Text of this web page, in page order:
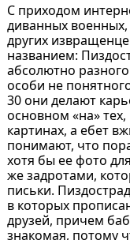
С приходом
диванных
других
названием:
абсолютно
особи не
30 они делают
основном «на»
картинах, а ебет
понимают, что
хотя бы ее фото
же задротами,
письки.
в которых
друзей, причем
знакомая, потому